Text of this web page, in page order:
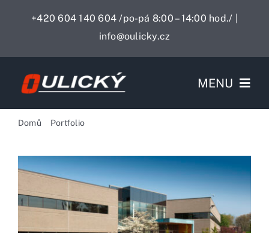
+420 604 140 604 /po-pá 8:00 – 14:00 hod./
info@oulicky.cz
MENU
Služby
Svařovací stoly
O nás
Domů Portfolio